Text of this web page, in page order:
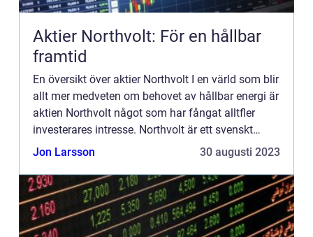
Aktier Northvolt: För en hållbar
framtid
En översikt över aktier Northvolt I en värld som blir
allt mer medveten om behovet av hållbar energi är
aktien Northvolt något som har fångat alltfler
investerares intresse. Northvolt är ett svenskt
företag som fokuserar på tillverkning av batterier
Jon Larsson 30 augusti 2023